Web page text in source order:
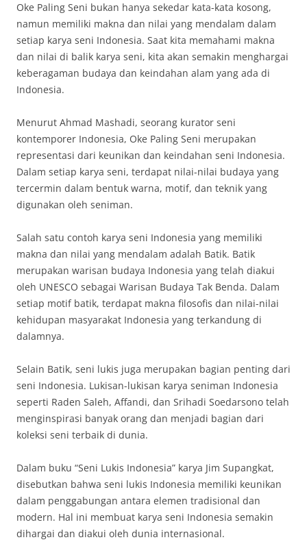
Oke Paling Seni bukan hanya sekedar kata-kata kosong,
namun memiliki makna dan nilai yang mendalam dalam
setiap karya seni Indonesia. Saat kita memahami makna
dan nilai di balik karya seni, kita akan semakin menghargai
keberagaman budaya dan keindahan alam yang ada di
Indonesia.
Menurut Ahmad Mashadi, seorang kurator seni
kontemporer Indonesia, Oke Paling Seni merupakan
representasi dari keunikan dan keindahan seni Indonesia.
Dalam setiap karya seni, terdapat nilai-nilai budaya yang
tercermin dalam bentuk warna, motif, dan teknik yang
digunakan oleh seniman.
Salah satu contoh karya seni Indonesia yang memiliki
makna dan nilai yang mendalam adalah Batik. Batik
merupakan warisan budaya Indonesia yang telah diakui
oleh UNESCO sebagai Warisan Budaya Tak Benda. Dalam
setiap motif batik, terdapat makna filosofis dan nilai-nilai
kehidupan masyarakat Indonesia yang terkandung di
dalamnya.
Selain Batik, seni lukis juga merupakan bagian penting dari
seni Indonesia. Lukisan-lukisan karya seniman Indonesia
seperti Raden Saleh, Affandi, dan Srihadi Soedarsono telah
menginspirasi banyak orang dan menjadi bagian dari
koleksi seni terbaik di dunia.
Dalam buku “Seni Lukis Indonesia” karya Jim Supangkat,
disebutkan bahwa seni lukis Indonesia memiliki keunikan
dalam penggabungan antara elemen tradisional dan
modern. Hal ini membuat karya seni Indonesia semakin
dihargai dan diakui oleh dunia internasional.